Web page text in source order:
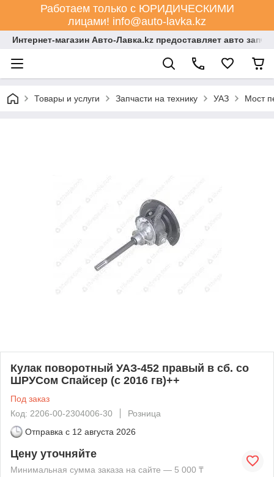
Работаем только с ЮРИДИЧЕСКИМИ
лицами! info@auto-lavka.kz
Интернет-магазин Авто-Лавка.kz предоставляет авто
Товары и услуги Запчасти на технику УАЗ Мост
Кулак поворотный УАЗ-452 правый в сб. со
ШРУСом Спайсер (с 2016 гв)++
Под заказ
Код: 2206-00-2304006-30
Розница
Отправка с 12 августа 2026
Цену уточняйте
Минимальная сумма заказа на сайте — 5 000 ₸